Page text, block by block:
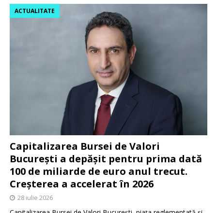
Capitalizarea Bursei de Valori
București a depășit pentru prima dată
100 de miliarde de euro anul trecut.
Creșterea a accelerat în 2026
ACTUALITATE
28 iulie 2026